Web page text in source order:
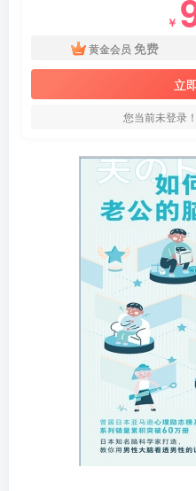
￥
黄金会员 免费
立
您当前未登录